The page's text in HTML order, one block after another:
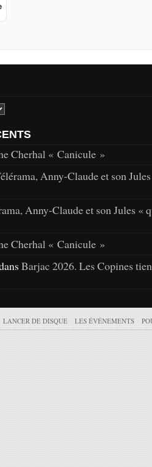
Cherhal « Canicule »
Anny-Claude et son
Anny-Claude et son Jules «
Cherhal « Canicule »
Barjac 2026. Les Copines
LANCER DE DISQUE LES ÉVÉNEMENTS